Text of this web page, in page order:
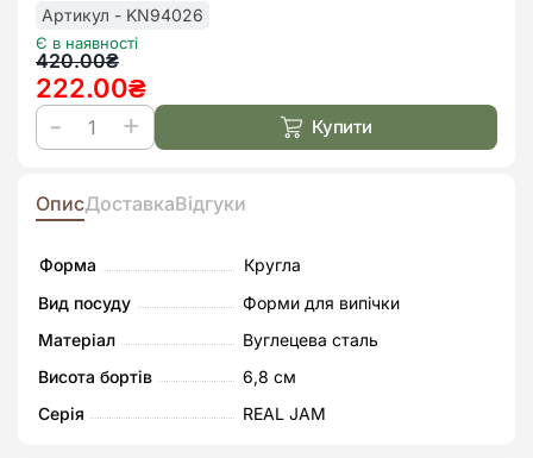
Артикул - KN94026
Є в наявності
420.00₴
Оригінальна
ціна:
420.00₴.
222.00₴
Поточна
ціна:
222.00₴.
Форма
випікання
Jam
см
кількість
Купити
ОписДоставкаВідгуки
Форма
Кругла
Вид посуду
Форми для випічки
Матеріал
Вуглецева сталь
Висота бортів
6,8 см
Серія
REAL JAM